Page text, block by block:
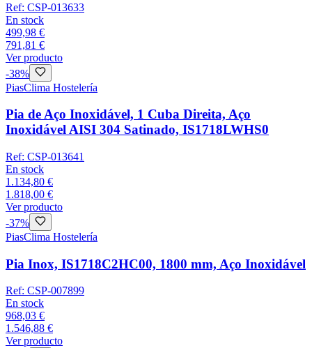
Ref: CSP-013633
En stock
499,98 €
791,81 €
Ver producto
-38%
PiasClima Hostelería
Pia de Aço Inoxidável, 1 Cuba Direita, Aço
Inoxidável AISI 304 Satinado, IS1718LWHS0
Ref: CSP-013641
En stock
1.134,80 €
1.818,00 €
Ver producto
-37%
PiasClima Hostelería
Pia Inox, IS1718C2HC00, 1800 mm, Aço Inoxidável
Ref: CSP-007899
En stock
968,03 €
1.546,88 €
Ver producto